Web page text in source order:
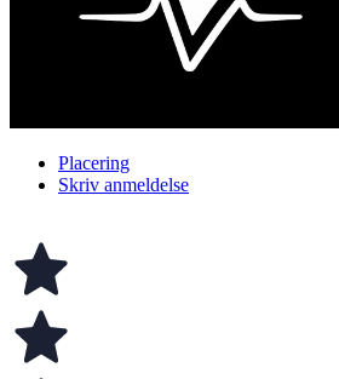
Placering
Skriv anmeldelse